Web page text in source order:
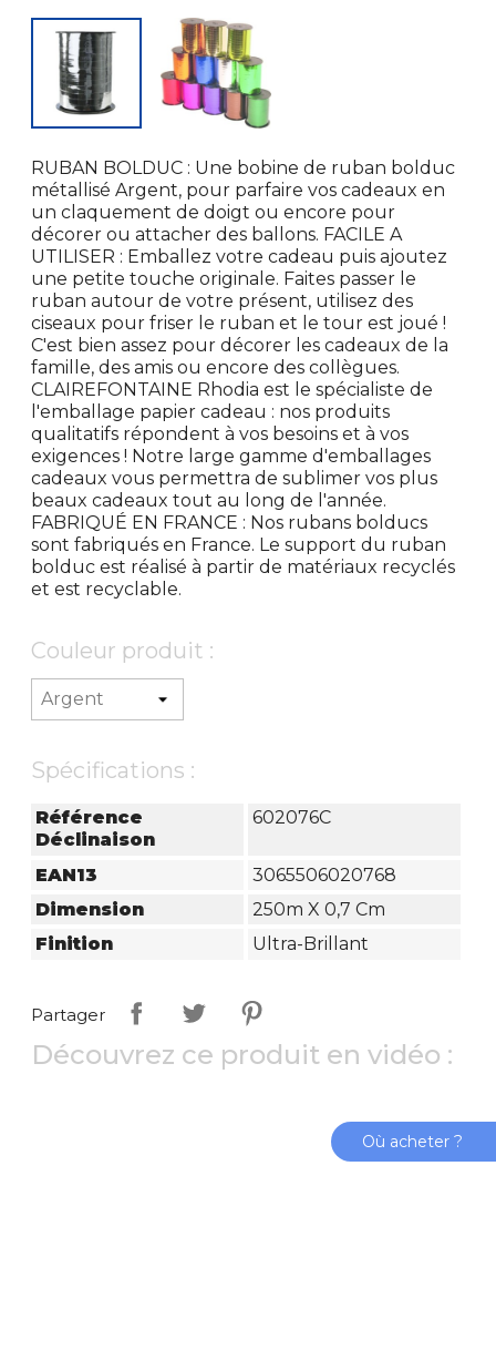
RUBAN BOLDUC : Une bobine de ruban bolduc
métallisé Argent, pour parfaire vos cadeaux en
un claquement de doigt ou encore pour
décorer ou attacher des ballons. FACILE A
UTILISER : Emballez votre cadeau puis ajoutez
une petite touche originale. Faites passer le
ruban autour de votre présent, utilisez des
ciseaux pour friser le ruban et le tour est joué !
C'est bien assez pour décorer les cadeaux de la
famille, des amis ou encore des collègues.
CLAIREFONTAINE Rhodia est le spécialiste de
l'emballage papier cadeau : nos produits
qualitatifs répondent à vos besoins et à vos
exigences ! Notre large gamme d'emballages
cadeaux vous permettra de sublimer vos plus
beaux cadeaux tout au long de l'année.
FABRIQUÉ EN FRANCE : Nos rubans bolducs
sont fabriqués en France. Le support du ruban
bolduc est réalisé à partir de matériaux recyclés
et est recyclable.
Couleur produit :
Spécifications :
Référence
Déclinaison
602076C
EAN13
3065506020768
Dimension
250m X 0,7 Cm
Finition
Ultra-Brillant
Partager
Découvrez ce produit en vidéo :
Où acheter ?